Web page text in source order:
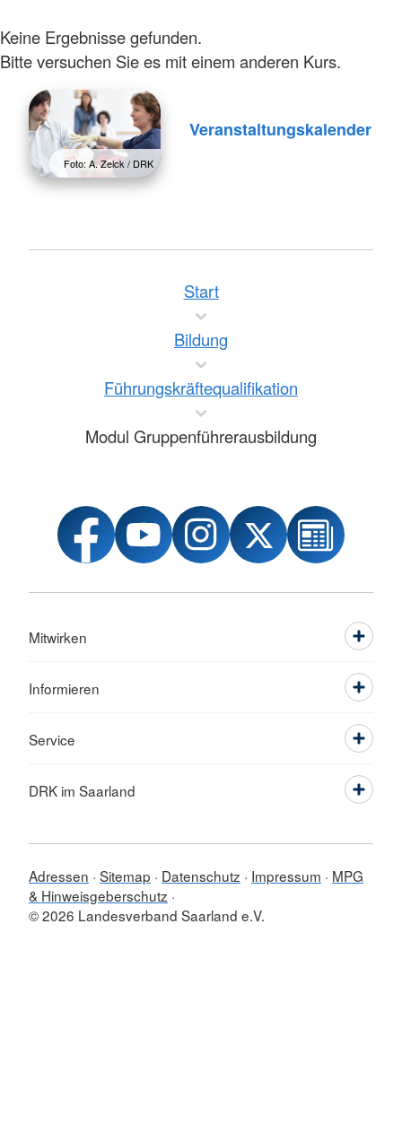
Keine Ergebnisse gefunden.
Bitte versuchen Sie es mit einem anderen Kurs.
Foto: A. Zelck / DRK
Veranstaltungskalender
Start
Bildung
Führungskräftequalifikation
Modul Gruppenführerausbildung
Mitwirken
Informieren
Service
DRK im Saarland
Adressen Sitemap Datenschutz Impressum
MPG
& Hinweisgeberschutz
© 2026 Landesverband Saarland e.V.